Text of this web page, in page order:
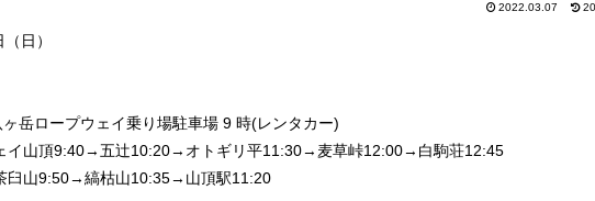
2022.03.07
日）
岳ロープウェイ乗り場駐車場 9 時(レンタカー)
イ山頂9:40→五辻10:20→オトギリ平11:30→麦草峠12:00→白駒荘12:45
山9:50→縞枯山10:35→山頂駅11:20